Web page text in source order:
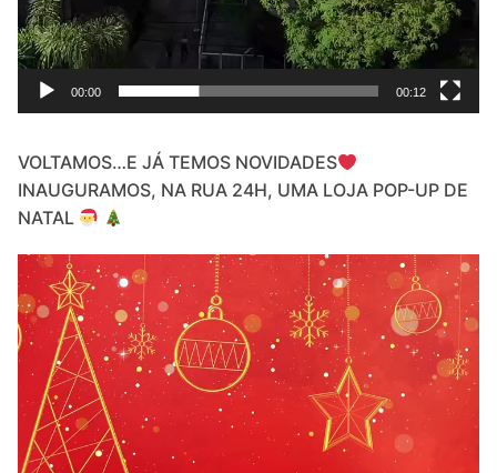
00:00 00:12
VOLTAMOS…E JÁ TEMOS NOVIDADES
INAUGURAMOS, NA RUA 24H, UMA LOJA POP-UP DE
NATAL
Video
Player